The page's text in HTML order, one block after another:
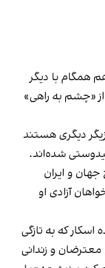
همگام با دیگر
«چشم به راهی»
دیگری هستند
شده‌اند.
و ایران
آزادی او
اسکار که به تازگی
معترضان و زندانی